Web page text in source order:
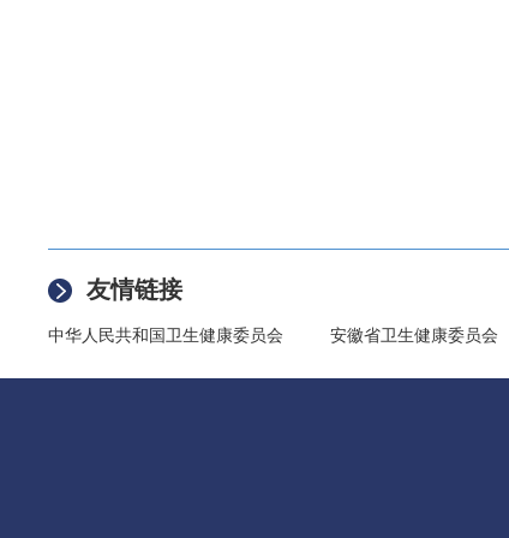
友情链接
中华人民共和国卫生健康委员会 安徽省卫生健康委员会